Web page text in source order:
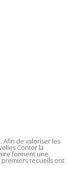
Afin de valoriser les
Conter la
forment une
recueils ont